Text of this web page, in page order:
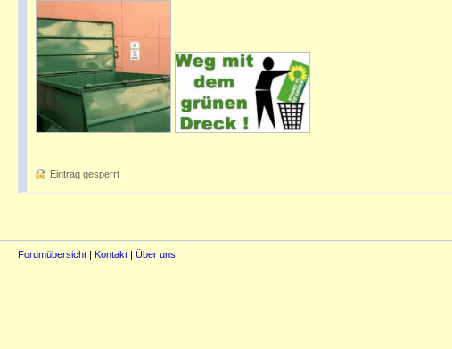
Eintrag gesperrt
Forumübersicht Kontakt Über uns